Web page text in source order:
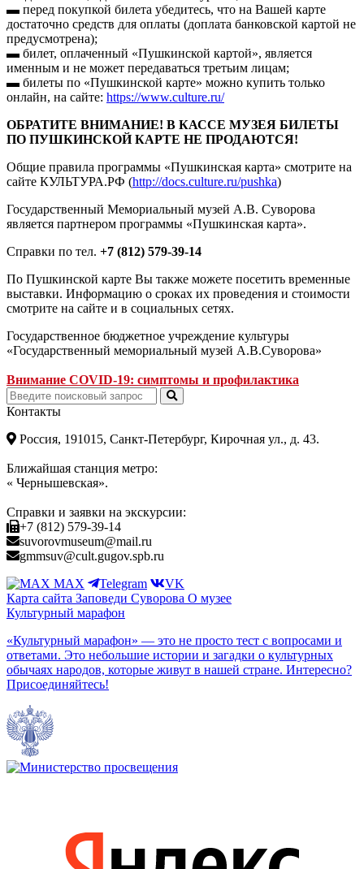
▬ перед покупкой билета убедитесь, что на Вашей карте
достаточно средств для оплаты (доплата банковской картой не
предусмотрена);
▬ билет, оплаченный «Пушкинской картой», является
именным и не может передаваться третьим лицам;
▬ билеты по «Пушкинской карте» можно купить только
онлайн, на сайте: https://www.culture.ru/
ОБРАТИТЕ ВНИМАНИЕ! В КАССЕ МУЗЕЯ БИЛЕТЫ
ПО ПУШКИНСКОЙ КАРТЕ НЕ ПРОДАЮТСЯ!
Общие правила программы «Пушкинская карта» смотрите на
сайте КУЛЬТУРА.РФ (http://docs.culture.ru/pushka)
Государственный Мемориальный музей А.В. Суворова
является партнером программы «Пушкинская карта».
Справки по тел. +7 (812) 579-39-14
По Пушкинской карте Вы также можете посетить временные
выставки. Информацию о сроках их проведения и стоимости
смотрите на сайте и в социальных сетях.
Государственное бюджетное учреждение культуры
«Государственный мемориальный музей А.В.Суворова»
Внимание COVID-19: симптомы и профилактика
Контакты
Россия, 191015, Санкт-Петербург, Кирочная ул., д. 43.
Ближайшая станция метро:
« Чернышевская».
Справки и заявки на экскурсии:
+7 (812) 579-39-14
suvorovmuseum@mail.ru
gmmsuv@cult.gugov.spb.ru
MAX
Telegram
VK
Карта сайта Заповеди Cуворова О музее
Культурный марафон
«Культурный марафон» — это не просто тест с вопросами и
ответами. Это небольшие истории и загадки о культурных
обычаях народов, которые живут в нашей стране. Интересно?
Присоединяйтесь!